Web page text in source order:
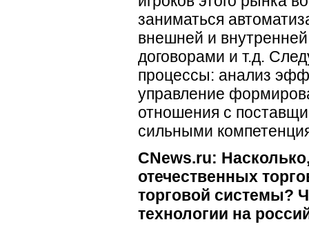
заниматься
внешней и
договорами и т.д.
процессы: анализ
управление
отношения с
сильными
CNews.ru:
отечественных
торговой системы?
технологии на